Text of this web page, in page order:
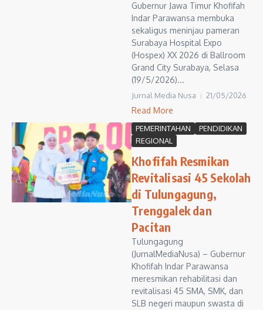
Gubernur Jawa Timur Khofifah
Indar Parawansa membuka
sekaligus meninjau pameran
Surabaya Hospital Expo
(Hospex) XX 2026 di Ballroom
Grand City Surabaya, Selasa
(19/5/2026)...
Jurnal Media Nusa 21/05/2026
Read More
PEMERINTAHAN
PENDIDIKAN
REGIONAL
Khofifah Resmikan
Revitalisasi 45 Sekolah
di Tulungagung,
Trenggalek dan
Pacitan
Tulungagung
(JurnalMediaNusa) – Gubernur
Khofifah Indar Parawansa
meresmikan rehabilitasi dan
revitalisasi 45 SMA, SMK, dan
SLB negeri maupun swasta di